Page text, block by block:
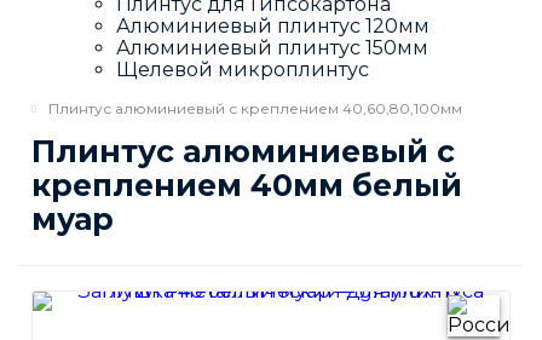
Алюминиевый плинтус 120мм
Алюминиевый плинтус 150мм
Щелевой микроплинтус
Плинтус алюминиевый с креплением 40,60,80,100мм
Плинтус алюминиевый с
креплением 40мм белый
муар